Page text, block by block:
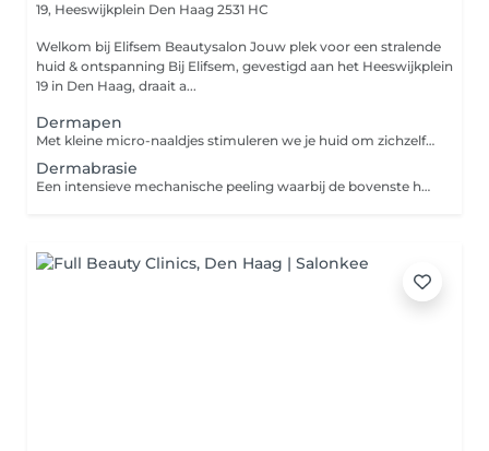
19, Heeswijkplein Den Haag 2531 HC
Welkom bij Elifsem Beautysalon Jouw plek voor een stralende
huid & ontspanning Bij Elifsem, gevestigd aan het Heeswijkplein
19 in Den Haag, draait a...
Dermapen
Met kleine micro-naaldjes stimuleren we je huid om zichzelf te vernieuwen. De dermapen helpt tegen het verminderen van littekens, het stimuleren van collageen en elastine, pigmentatie en grove poriën. Dit zorgt voor een stevigere en egale huid.
Dermabrasie
Een intensieve mechanische peeling waarbij de bovenste huid met fijne kristallen, op een zachte manier wordt verwijderd. Resultaat? Een gladdere en egalere huidstructuur. Dermabrasie is een intensieve en effectieve huid verbeterende behandeling waarbij de bovenste huidlagen gecontroleerd en voorzichtig worden afgeschaafd met behulp van fijne kristallen of diamantkopjes. Deze mechanische peeling verwijdert dode huidcellen en stimuleert de doorbloeding, waardoor de huid zich versneld gaat vernieuwen.